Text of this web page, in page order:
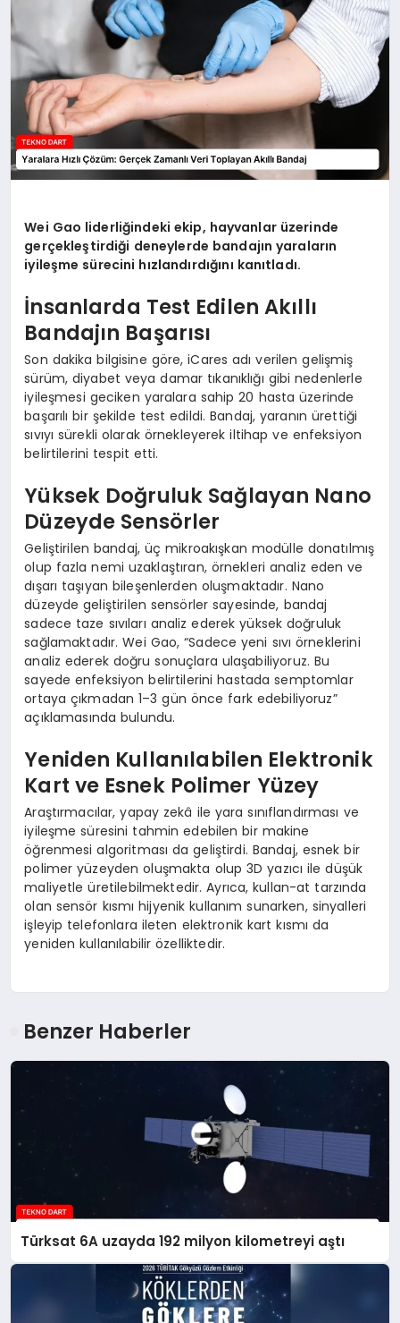
Wei Gao liderliğindeki ekip, hayvanlar üzerinde
gerçekleştirdiği deneylerde bandajın yaraların
iyileşme sürecini hızlandırdığını kanıtladı.
İnsanlarda Test Edilen Akıllı
Bandajın Başarısı
Son dakika bilgisine göre, iCares adı verilen gelişmiş
sürüm, diyabet veya damar tıkanıklığı gibi nedenlerle
iyileşmesi geciken yaralara sahip 20 hasta üzerinde
başarılı bir şekilde test edildi. Bandaj, yaranın ürettiği
sıvıyı sürekli olarak örnekleyerek iltihap ve enfeksiyon
belirtilerini tespit etti.
Yüksek Doğruluk Sağlayan Nano
Düzeyde Sensörler
Geliştirilen bandaj, üç mikroakışkan modülle donatılmış
olup fazla nemi uzaklaştıran, örnekleri analiz eden ve
dışarı taşıyan bileşenlerden oluşmaktadır. Nano
düzeyde geliştirilen sensörler sayesinde, bandaj
sadece taze sıvıları analiz ederek yüksek doğruluk
sağlamaktadır. Wei Gao, “Sadece yeni sıvı örneklerini
analiz ederek doğru sonuçlara ulaşabiliyoruz. Bu
sayede enfeksiyon belirtilerini hastada semptomlar
ortaya çıkmadan 1–3 gün önce fark edebiliyoruz”
açıklamasında bulundu.
Yeniden Kullanılabilen Elektronik
Kart ve Esnek Polimer Yüzey
Araştırmacılar, yapay zekâ ile yara sınıflandırması ve
iyileşme süresini tahmin edebilen bir makine
öğrenmesi algoritması da geliştirdi. Bandaj, esnek bir
polimer yüzeyden oluşmakta olup 3D yazıcı ile düşük
maliyetle üretilebilmektedir. Ayrıca, kullan-at tarzında
olan sensör kısmı hijyenik kullanım sunarken, sinyalleri
işleyip telefonlara ileten elektronik kart kısmı da
yeniden kullanılabilir özelliktedir.
Benzer Haberler
Türksat 6A uzayda 192 milyon kilometreyi aştı